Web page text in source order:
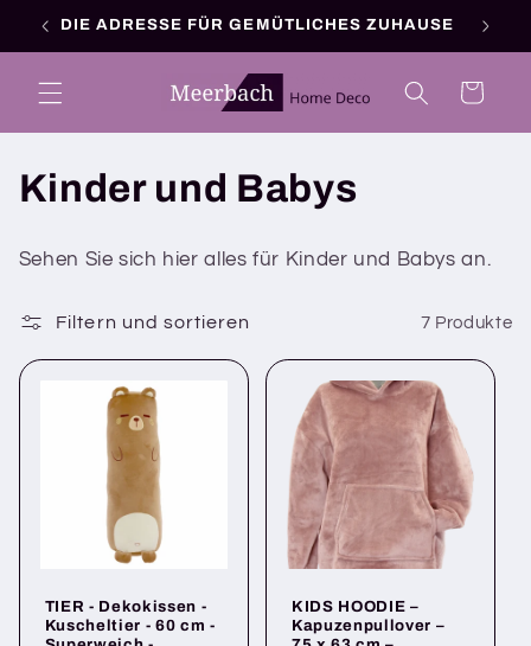
zum
Inhalt
DIE ADRESSE FÜR GEMÜTLICHES ZUHAUSE
Warenkorb
K
e
g
Kinder und Babys
Sehen Sie sich hier alles für Kinder und Babys an.
Filtern und sortieren 7 Produkte
TIER - Dekokissen -
Kuscheltier - 60 cm -
KIDS HOODIE –
Kapuzenpullover –